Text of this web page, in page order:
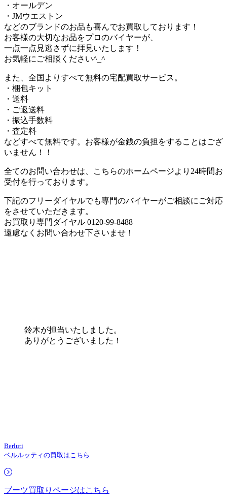
・オールデン
・JMウエストン
などのブランドのお品も喜んでお買取しております！
お客様の大切なお品をプロのバイヤーが、
一点一点見逃さずに拝見いたします！
お気軽にご相談ください^_^
また、全国よりすべて無料の宅配買取サービス。
・梱包キット
・送料
・ご返送料
・振込手数料
・査定料
などすべて無料です。お客様が金銭の負担をすることはござ
いません！！
全てのお問い合わせは、こちらのホームページより24時間お
受付を行っております。
下記のフリーダイヤルでも専門のバイヤーがご相談にご対応
をさせていただきます。
お買取り専門ダイヤル 0120-99-8488
遠慮なくお問い合わせ下さいませ！
鈴木が担当いたしました。
ありがとうございました！
Berluti
ベルルッティの買取はこちら
ブーツ買取りページはこちら